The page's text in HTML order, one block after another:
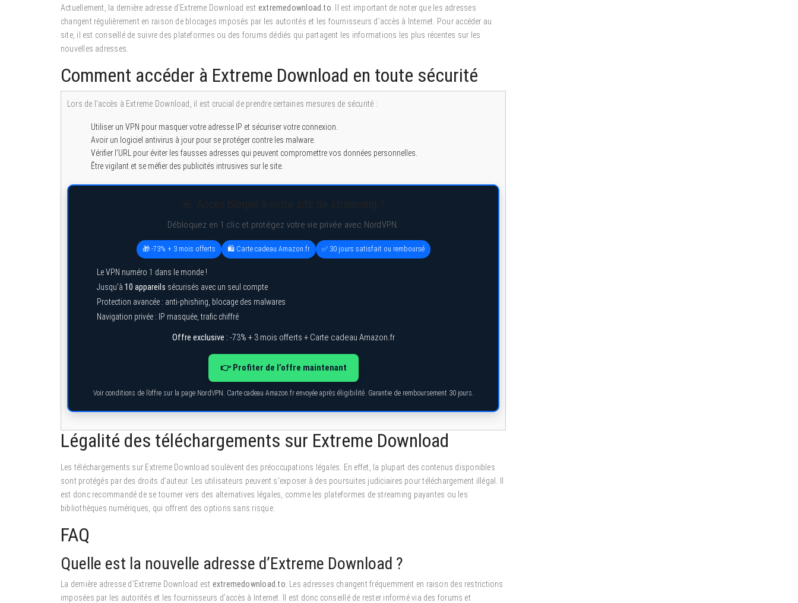
Actuellement, la dernière adresse d’Extreme Download est extremedownload.to . Il est important de noter que les adresses
changent régulièrement en raison de blocages imposés par les autorités et les fournisseurs d’accès à Internet. Pour accéder au
site, il est conseillé de suivre des plateformes ou des forums dédiés qui partagent les informations les plus récentes sur les
nouvelles adresses.
Comment accéder à Extreme Download en toute sécurité
Lors de l’accès à Extreme Download, il est crucial de prendre certaines mesures de sécurité :
Utiliser un VPN pour masquer votre adresse IP et sécuriser votre connexion.
Avoir un logiciel antivirus à jour pour se protéger contre les malware.
Vérifier l’URL pour éviter les fausses adresses qui peuvent compromettre vos données personnelles.
Être vigilant et se méfier des publicités intrusives sur le site.
Débloquez en 1 clic et protégez votre vie privée avec NordVPN.
🎁 -73% + 3 mois offerts 🛍️ Carte cadeau Amazon.fr ✅ 30 jours satisfait ou remboursé
Le VPN numéro 1 dans le monde !
Jusqu’à 10 appareils sécurisés avec un seul compte
Protection avancée : anti-phishing, blocage des malwares
Navigation privée : IP masquée, trafic chiffré
Offre exclusive : -73% + 3 mois offerts + Carte cadeau Amazon.fr
👉 Profiter de l’offre maintenant
Voir conditions de l’offre sur la page NordVPN. Carte cadeau Amazon.fr envoyée après éligibilité. Garantie de remboursement 30 jours.
Légalité des téléchargements sur Extreme Download
Les téléchargements sur Extreme Download soulèvent des préoccupations légales. En effet, la plupart des contenus disponibles
sont protégés par des droits d’auteur. Les utilisateurs peuvent s’exposer à des poursuites judiciaires pour téléchargement illégal. Il
est donc recommandé de se tourner vers des alternatives légales, comme les plateformes de streaming payantes ou les
bibliothèques numériques, qui offrent des options sans risque.
FAQ
Quelle est la nouvelle adresse d’Extreme Download ?
La dernière adresse d’Extreme Download est extremedownload.to . Les adresses changent fréquemment en raison des restrictions
imposées par les autorités et les fournisseurs d’accès à Internet. Il est donc conseillé de rester informé via des forums et